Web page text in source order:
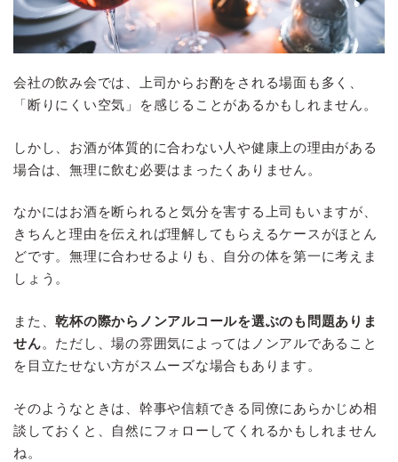
会社の飲み会では、上司からお酌をされる場面も多く、
「断りにくい空気」を感じることがあるかもしれません。
しかし、お酒が体質的に合わない人や健康上の理由がある
場合は、無理に飲む必要はまったくありません。
なかにはお酒を断られると気分を害する上司もいますが、
きちんと理由を伝えれば理解してもらえるケースがほとん
どです。無理に合わせるよりも、自分の体を第一に考えま
しょう。
また、乾杯の際からノンアルコールを選ぶのも問題ありま
せん。ただし、場の雰囲気によってはノンアルであること
を目立たせない方がスムーズな場合もあります。
そのようなときは、幹事や信頼できる同僚にあらかじめ相
談しておくと、自然にフォローしてくれるかもしれません
ね。